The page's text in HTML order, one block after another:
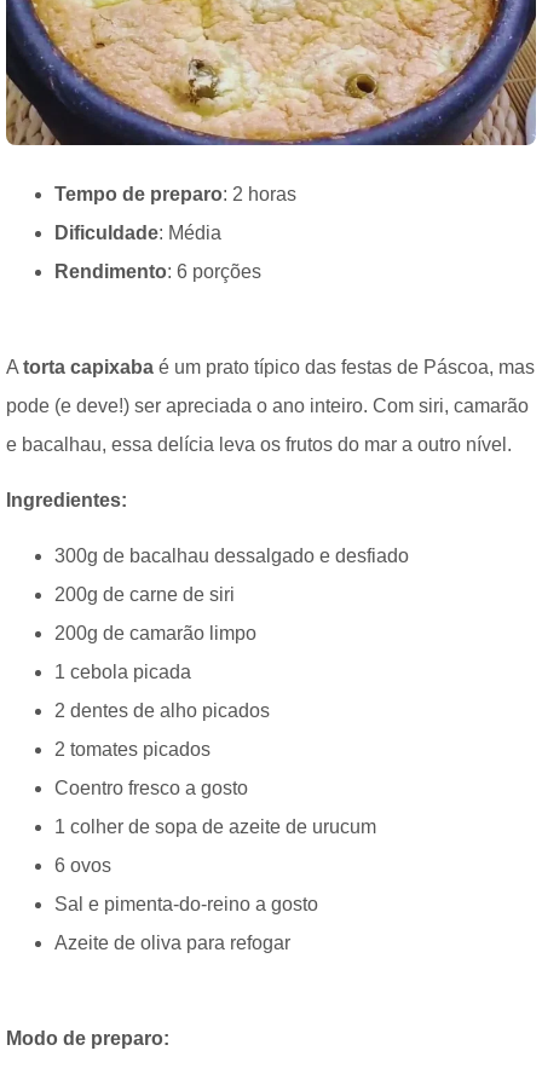
Tempo de preparo: 2 horas
Dificuldade: Média
Rendimento: 6 porções
A torta capixaba é um prato típico das festas de Páscoa, mas
pode (e deve!) ser apreciada o ano inteiro. Com siri, camarão
e bacalhau, essa delícia leva os frutos do mar a outro nível.
Ingredientes:
300g de bacalhau dessalgado e desfiado
200g de carne de siri
200g de camarão limpo
1 cebola picada
2 dentes de alho picados
2 tomates picados
Coentro fresco a gosto
1 colher de sopa de azeite de urucum
6 ovos
Sal e pimenta-do-reino a gosto
Azeite de oliva para refogar
Modo de preparo: